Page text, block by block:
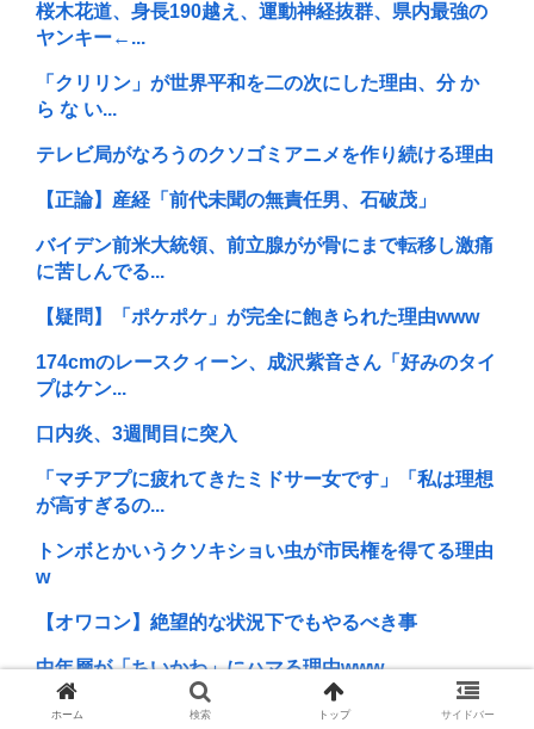
桜木花道、身長190越え、運動神経抜群、県内最強の
ヤンキー←...
「クリリン」が世界平和を二の次にした理由、分 か
ら な い...
テレビ局がなろうのクソゴミアニメを作り続ける理由
【正論】産経「前代未聞の無責任男、石破茂」
バイデン前米大統領、前立腺がが骨にまで転移し激痛
に苦しんでる...
【疑問】「ポケポケ」が完全に飽きられた理由www
174cmのレースクィーン、成沢紫音さん「好みのタイ
プはケン...
口内炎、3週間目に突入
「マチアプに疲れてきたミドサー女です」「私は理想
が高すぎるの...
トンボとかいうクソキショい虫が市民権を得てる理由
w
【オワコン】絶望的な状況下でもやるべき事
中年層が「ちいかわ」にハマる理由www
令和の貝殻ビキニ、下品すぎる
ホーム 検索 トップ サイドバー